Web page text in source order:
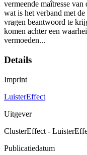
vermeende maîtresse
wat is het verband met
vragen beantwoord te
komen achter een
vermoeden...
Details
Imprint
LuisterEffect
Uitgever
ClusterEffect -
Publicatiedatum